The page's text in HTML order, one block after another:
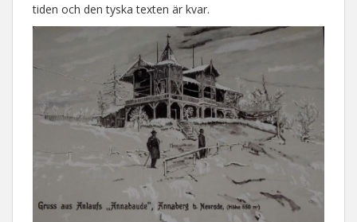
tiden och den tyska texten är kvar.